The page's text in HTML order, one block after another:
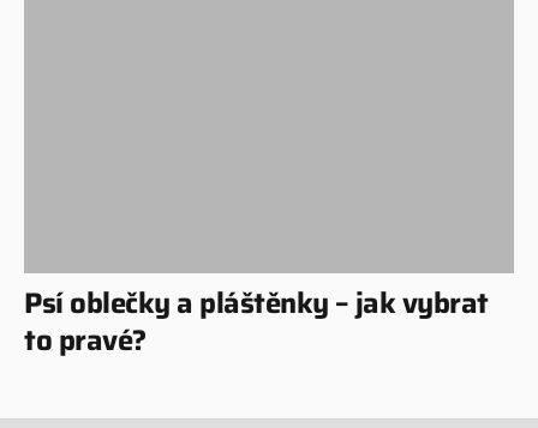
Psí oblečky a pláštěnky – jak vybrat
to pravé?